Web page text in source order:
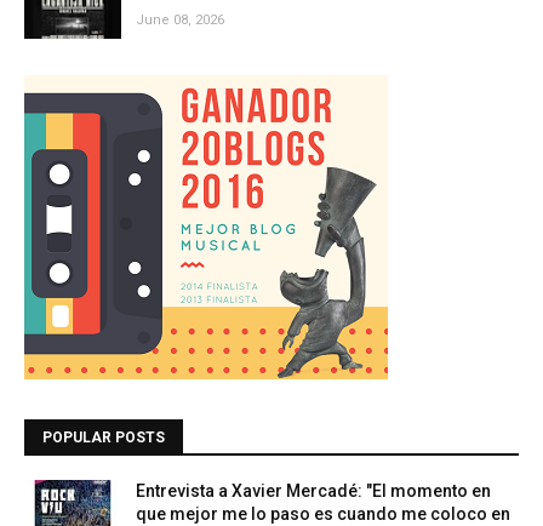
June 08, 2026
POPULAR POSTS
Entrevista a Xavier Mercadé: "El momento en
que mejor me lo paso es cuando me coloco en